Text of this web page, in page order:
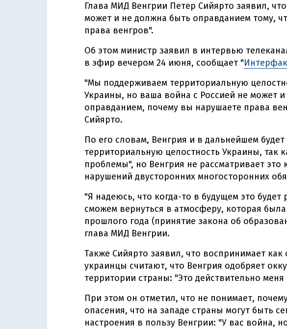
Глава МИД Венгрии Петер Сийярто заявил,
может и не должна быть оправданием тому,
права венгров".
Об этом министр заявил в интервью
в эфир вечером 24 июня, сообщает "
"Мы поддерживаем территориальную
Украины, но ваша война с Россией не может
оправданием, почему вы нарушаете права
Сийярто.
По его словам, Венгрия и в дальнейшем
территориальную целостность Украины, так
проблемы", но Венгрия не рассматривает это
нарушений двусторонних многосторонних
"Я надеюсь, что когда-то в будущем это будет
сможем вернуться в атмосферу, которая
прошлого года (принятие закона об
глава МИД Венгрии.
Также Сийярто заявил, что воспринимает как
украинцы считают, что Венгрия одобряет
территории страны: "Это действительно меня
При этом он отметил, что не понимает,
опасения, что на западе страны могут быть
настроения в пользу Венгрии: "У вас война,